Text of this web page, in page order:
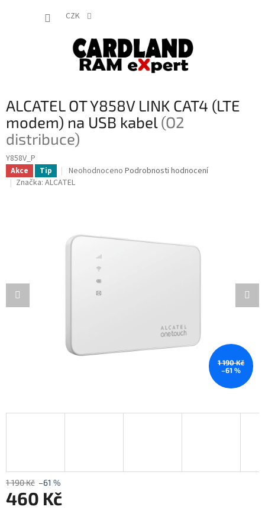
CZK
ALCATEL OT Y858V LINK CAT4 (LTE
modem) na USB kabel(O2
distribuce)
Y858V_P
Akce Tip
Průměrné
hodnocení
5
Neohodnoceno Podrobnosti hodnocení
Značka: ALCATEL
1 190 Kč
–61 %
1 190 Kč –61 %
460 Kč